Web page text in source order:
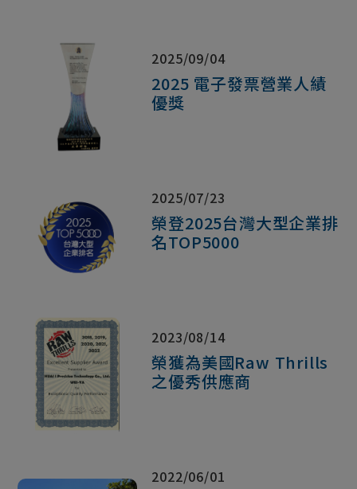
2025/09/04
2025 電子發票營業人績
優獎
2025/07/23
榮登2025台灣大型企業排
名TOP5000
2023/08/14
榮獲為美國Raw Thrills
之優秀供應商
2022/06/01